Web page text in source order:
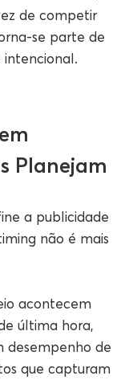
de competir
se parte de
intencional.
Planejam
a publicidade
não é mais
acontecem
última hora,
desempenho de
que capturam